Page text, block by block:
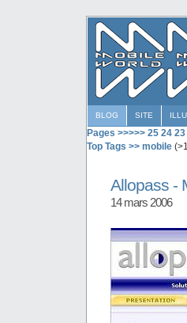
BLOG SITE
Pages >>>>> 25 24 23
Top Tags >> mobile
Allopass -
14 mars 2006